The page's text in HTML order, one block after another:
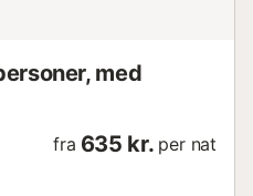
med
fra 635 kr. per nat